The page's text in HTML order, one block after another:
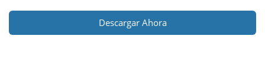
Descargar Ahora